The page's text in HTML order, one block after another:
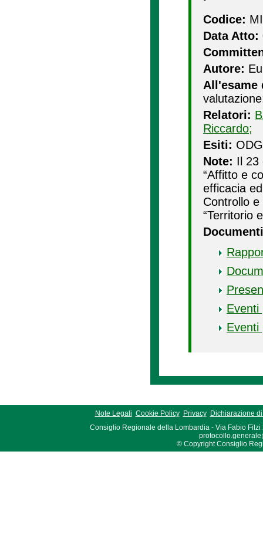
Codice:
Data Atto:
Autore:
All'esame
Relatori:
Riccardo;
Esiti:
Note: Il 23
“Affitto e
efficacia
Controllo
“Territorio
Eventi
Eventi
Note Legali Cookie Policy Privacy
Dichiarazione
Consiglio Regionale della Lombardia - Via Fabio Filzi
© Copyright Consiglio